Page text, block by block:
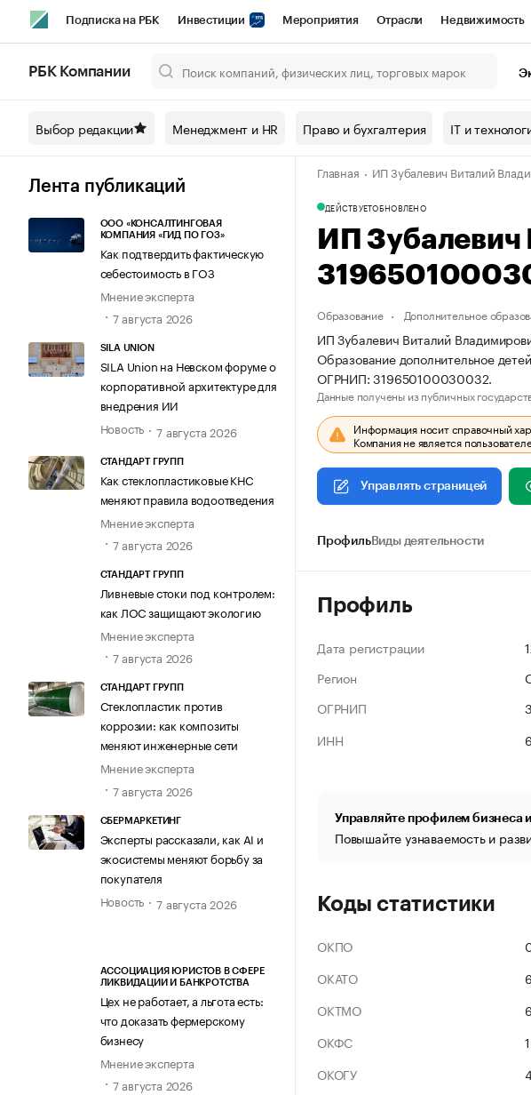
Подписка на РБК Инвестиции Мероприятия Отрасли Недвижимость
Спецпроекты СПб Конференции СПб Спецпроекты Проверка
Технологии и медиа Рынок наличной валюты
РБК Компании
Выбор редакции Менеджмент и HR Право и бухгалтерия IT и
Лента публикаций
ООО «КОНСАЛТИНГОВАЯ
КОМПАНИЯ «ГИД ПО ГОЗ»
Как подтвердить фактическую
себестоимость в ГОЗ
Мнение эксперта
7 августа 2026
SILA UNION
SILA Union на Невском форуме о
корпоративной архитектуре для
внедрения ИИ
Новость
7 августа 2026
СТАНДАРТ ГРУПП
Как стеклопластиковые КНС
меняют правила водоотведения
Мнение эксперта
7 августа 2026
СТАНДАРТ ГРУПП
Ливневые стоки под контролем:
как ЛОС защищают экологию
Мнение эксперта
7 августа 2026
СТАНДАРТ ГРУПП
Стеклопластик против
коррозии: как композиты
меняют инженерные сети
Мнение эксперта
7 августа 2026
СБЕРМАРКЕТИНГ
Эксперты рассказали, как AI и
экосистемы меняют борьбу за
покупателя
Новость
7 августа 2026
АССОЦИАЦИЯ ЮРИСТОВ В СФЕРЕ
ЛИКВИДАЦИИ И БАНКРОТСТВА
Цех не работает, а льгота есть:
что доказать фермерскому
бизнесу
Мнение эксперта
7 августа 2026
Главная ИП Зубалевич Виталий
ДЕЙСТВУЕТОБНОВЛЕНО
ИП
Образование Дополнительное
ИП Зубалевич Виталий
Образование дополнительное
ОГРНИП: 319650100030032.
Данные получены из публичных
Информация носит справочный
Компания не является
Управлять страницей
ПрофильВиды деятельности
Профиль
Дата регистрации
Регион
ОГРНИП
ИНН
Управляйте профилем бизнеса
Повышайте узнаваемость и
Коды статистики
ОКПО
ОКАТО
ОКТМО
ОКФС
ОКОГУ